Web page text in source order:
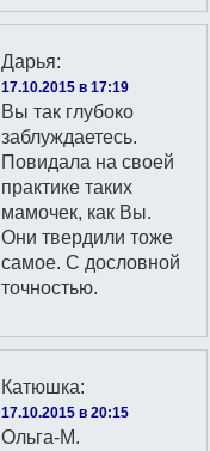
Дарья:
17.10.2015 в 17:19
Вы так глубоко
заблуждаетесь.
Повидала на своей
практике таких
мамочек, как Вы.
Они твердили тоже
самое. С дословной
точностью.
Катюшка:
17.10.2015 в 20:15
Ольга-М.